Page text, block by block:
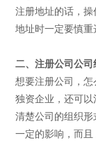
注册地址的话，
地址时一定要慎重
二、注册公司公司
想要注册公司，
独资企业，还可
清楚公司的组织
一定的影响，而且